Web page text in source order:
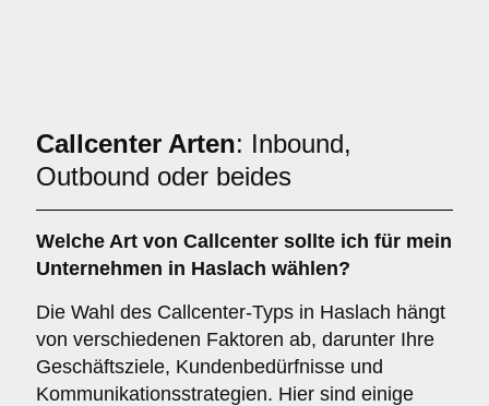
Callcenter Arten: Inbound,
Outbound oder beides
Welche Art von Callcenter sollte ich für mein
Unternehmen in Haslach wählen?
Die Wahl des Callcenter-Typs in Haslach hängt
von verschiedenen Faktoren ab, darunter Ihre
Geschäftsziele, Kundenbedürfnisse und
Kommunikationsstrategien. Hier sind einige